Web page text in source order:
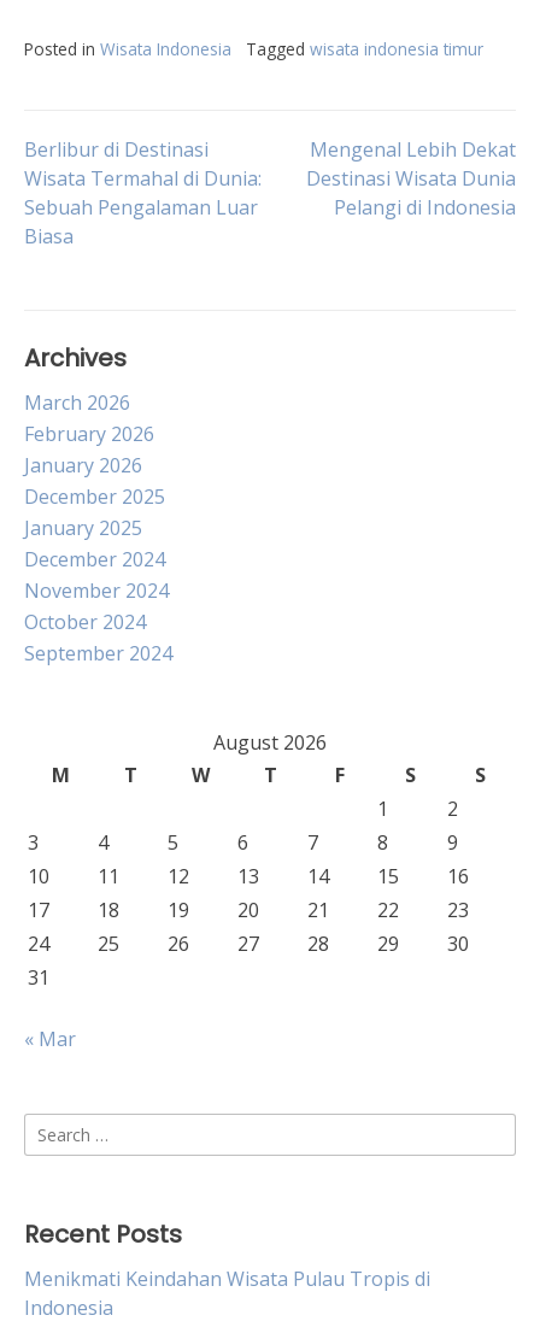
Posted in Wisata Indonesia Tagged wisata indonesia timur
Post
navigation
Berlibur di Destinasi
Wisata Termahal di Dunia:
Sebuah Pengalaman Luar
Biasa
Mengenal Lebih Dekat
Destinasi Wisata Dunia
Pelangi di Indonesia
Archives
March 2026
February 2026
January 2026
December 2025
January 2025
December 2024
November 2024
October 2024
September 2024
August 2026
M
T W T F S
S
1
2
3
4 5 6 7 8
9
10
11 12 13 14 15
16
17
18 19 20 21 22
23
24
25 26 27 28 29
30
31
« Mar
Search
for:
Recent Posts
Menikmati Keindahan Wisata Pulau Tropis di
Indonesia